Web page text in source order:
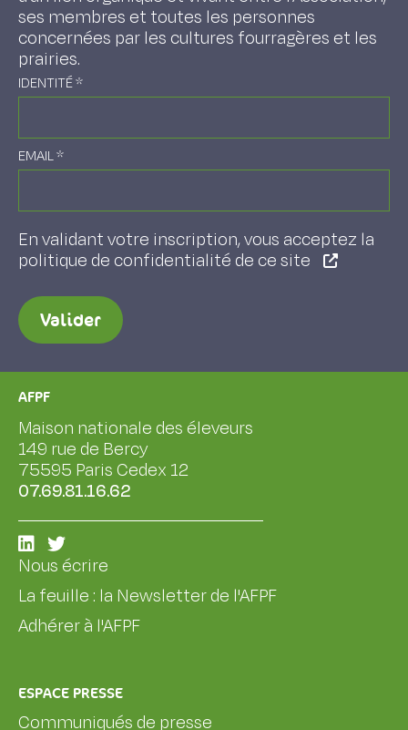
ses membres et toutes les personnes
concernées par les cultures fourragères et les
prairies.
IDENTITÉ*
EMAIL*
En validant votre inscription, vous acceptez la
politique de confidentialité de ce site
Valider
AFPF
Maison nationale des éleveurs
149 rue de Bercy
75595 Paris Cedex 12
07.69.81.16.62
Nous écrire
La feuille : la Newsletter de l'AFPF
Adhérer à l'AFPF
ESPACE PRESSE
Communiqués de presse